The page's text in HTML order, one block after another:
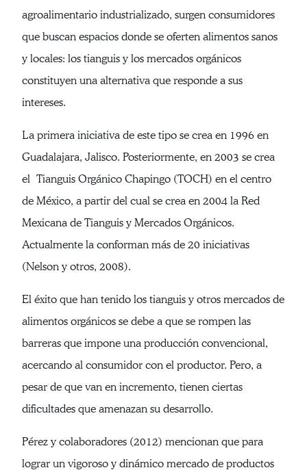
agroalimentario industrializado, surgen consumidores
que buscan espacios donde se oferten alimentos sanos
y locales: los tianguis y los mercados orgánicos
constituyen una alternativa que responde a sus
intereses.
La primera iniciativa de este tipo se crea en 1996 en
Guadalajara, Jalisco. Posteriormente, en 2003 se crea
el Tianguis Orgánico Chapingo (TOCH) en el centro
de México, a partir del cual se crea en 2004 la Red
Mexicana de Tianguis y Mercados Orgánicos.
Actualmente la conforman más de 20 iniciativas
(Nelson y otros, 2008).
El éxito que han tenido los tianguis y otros mercados de
alimentos orgánicos se debe a que se rompen las
barreras que impone una producción convencional,
acercando al consumidor con el productor. Pero, a
pesar de que van en incremento, tienen ciertas
dificultades que amenazan su desarrollo.
Pérez y colaboradores (2012) mencionan que para
lograr un vigoroso y dinámico mercado de productos